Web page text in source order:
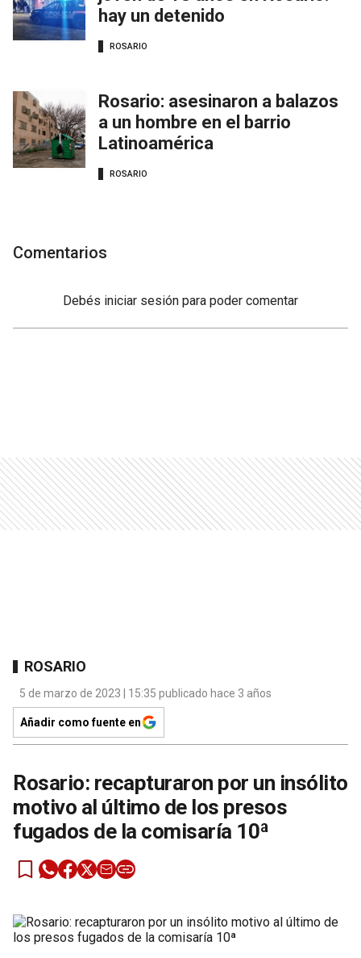
hay un detenido
ROSARIO
Rosario: asesinaron a balazos
a un hombre en el barrio
Latinoamérica
ROSARIO
Comentarios
Debés iniciar sesión para poder comentar
ROSARIO
5 de marzo de 2023 | 15:35 publicado hace 3 años
Añadir como fuente en
Rosario: recapturaron por un insólito
motivo al último de los presos
fugados de la comisaría 10ª